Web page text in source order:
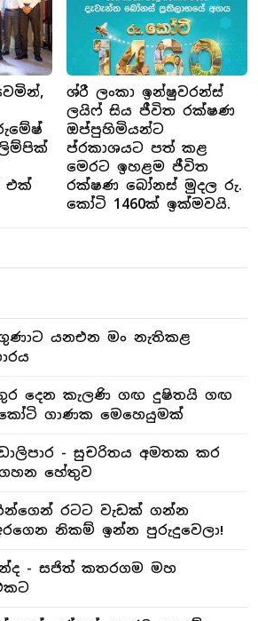
එක්
ශ්රී ලංකා ඉන්ෂුවරන්ස්
ලයිෆ් සිය ජීවිත රක්ෂණ
ඔප්පුහිමියන්ට
ප්රකාශයට පත් කළ
මෙරට ඉහළම ජීවිත
රක්ෂණ බෝනස් මුදල රු.
කෝටි 1460ක් ඉක්මවයි.
යනඑන මං නැතිකළ
දෙන කැලණි ගඟ දුෂිතයි ගඟ
ගාණක මෙහෙයුමක්
- සුචරිතය අමතක කර
හේතුව
රටට වැඩක් ගන්න
නිකම් ඉන්න පුරුදුවෙලා!
- සජිත් කතරගම මහ